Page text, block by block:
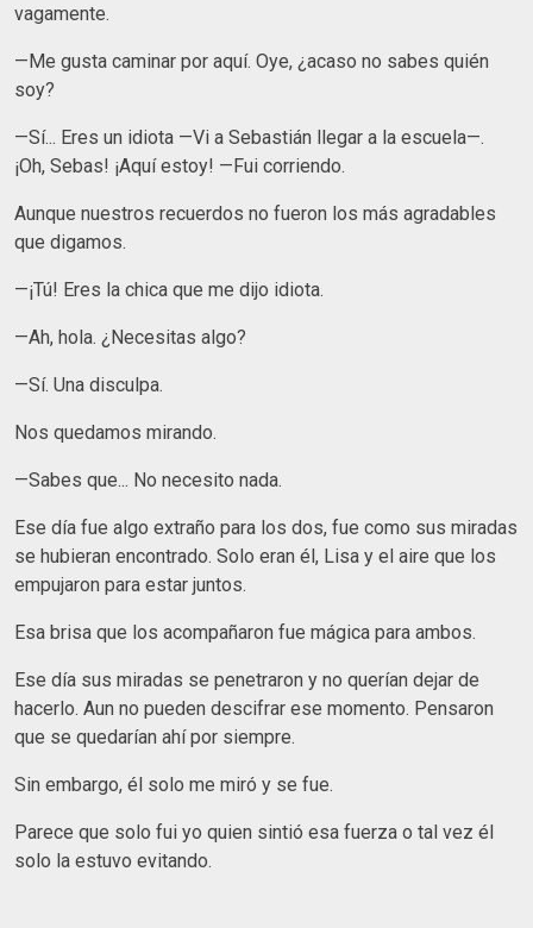
vagamente.
—Me gusta caminar por aquí. Oye, ¿acaso no sabes quién
soy?
—Sí... Eres un idiota —Vi a Sebastián llegar a la escuela—.
¡Oh, Sebas! ¡Aquí estoy! —Fui corriendo.
Aunque nuestros recuerdos no fueron los más agradables
que digamos.
—¡Tú! Eres la chica que me dijo idiota.
—Ah, hola. ¿Necesitas algo?
—Sí. Una disculpa.
Nos quedamos mirando.
—Sabes que... No necesito nada.
Ese día fue algo extraño para los dos, fue como sus miradas
se hubieran encontrado. Solo eran él, Lisa y el aire que los
empujaron para estar juntos.
Esa brisa que los acompañaron fue mágica para ambos.
Ese día sus miradas se penetraron y no querían dejar de
hacerlo. Aun no pueden descifrar ese momento. Pensaron
que se quedarían ahí por siempre.
Sin embargo, él solo me miró y se fue.
Parece que solo fui yo quien sintió esa fuerza o tal vez él
solo la estuvo evitando.